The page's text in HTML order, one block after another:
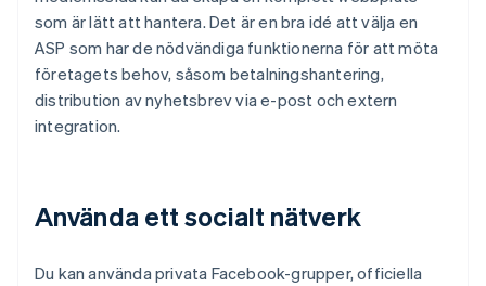
som är lätt att hantera. Det är en bra idé att välja en
ASP som har de nödvändiga funktionerna för att möta
företagets behov, såsom betalningshantering,
distribution av nyhetsbrev via e-post och extern
integration.
Använda ett socialt nätverk
Du kan använda privata Facebook-grupper, officiella